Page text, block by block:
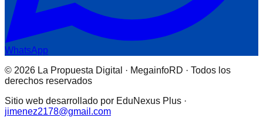
WhatsApp
© 2026 La Propuesta Digital · MegainfoRD · Todos los
derechos reservados
Sitio web desarrollado por EduNexus Plus ·
jimenez2178@gmail.com